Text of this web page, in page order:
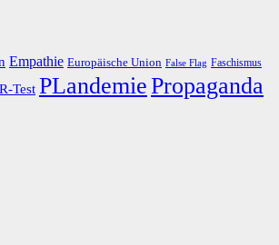
Empathie Europäische Union False Flag Faschismus
Test PLandemiePropaganda